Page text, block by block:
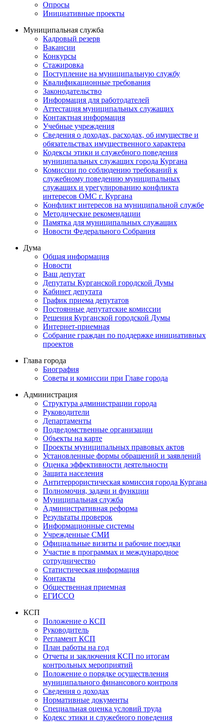
Опросы
Инициативные проекты
Муниципальная служба
Кадровый резерв
Вакансии
Конкурсы
Стажировка
Поступление на муниципальную службу
Квалификационные требования
Законодательство
Информация для работодателей
Аттестация муниципальных служащих
Контактная информация
Учебные учреждения
Сведения о доходах, расходах, об имуществе и
обязательствах имущественного характера
Кодексы этики и служебного поведения
муниципальных служащих города Кургана
Комиссии по соблюдению требований к
служебному поведению муниципальных
служащих и урегулированию конфликта
интересов ОМС г. Кургана
Конфликт интересов на муниципальной службе
Методические рекомендации
Памятка для муниципальных служащих
Новости Федерального Cобрания
Дума
Общая информация
Новости
Ваш депутат
Депутаты Курганской городской Думы
Кабинет депутата
График приема депутатов
Постоянные депутатские комиссии
Решения Курганской городской Думы
Интернет-приемная
Собрание граждан по поддержке инициативных
проектов
Глава города
Биография
Советы и комиссии при Главе города
Администрация
Структура администрации города
Руководители
Департаменты
Подведомственные организации
Объекты на карте
Проекты муниципальных правовых актов
Установленные формы обращений и заявлений
Оценка эффективности деятельности
Защита населения
Антитеррористическая комиссия города Кургана
Полномочия, задачи и функции
Муниципальная служба
Административная реформа
Результаты проверок
Информационные системы
Учрежденные СМИ
Официальные визиты и рабочие поездки
Участие в программах и международное
сотрудничество
Статистическая информация
Контакты
Общественная приемная
ЕГИССО
КСП
Положение о КСП
Руководитель
Регламент КСП
План работы на год
Отчеты и заключения КСП по итогам
контрольных мероприятий
Положение о порядке осуществления
муниципального финансового контроля
Сведения о доходах
Нормативные документы
Специальная оценка условий труда
Кодекс этики и служебного поведения